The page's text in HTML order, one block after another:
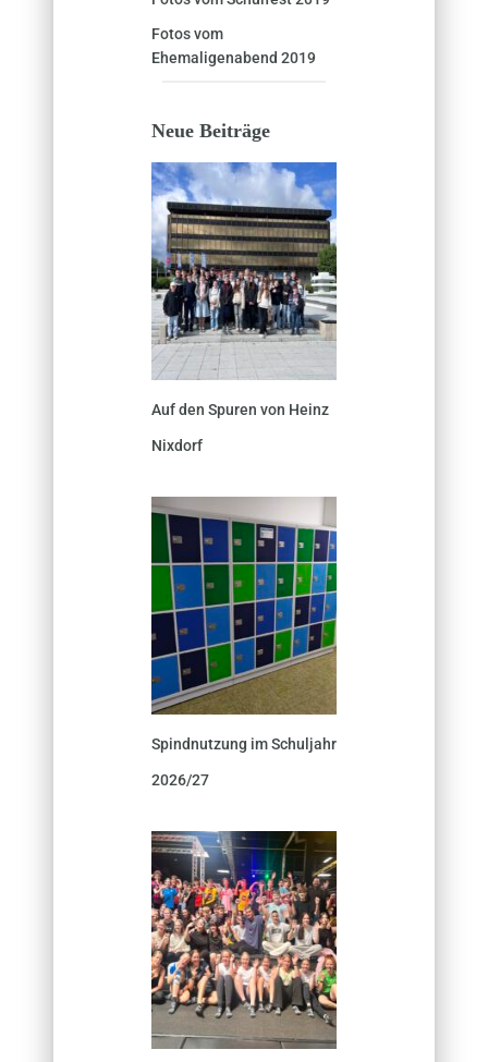
Fotos vom
Ehemaligenabend 2019
Neue Beiträge
Auf den Spuren von Heinz
Nixdorf
Spindnutzung im Schuljahr
2026/27